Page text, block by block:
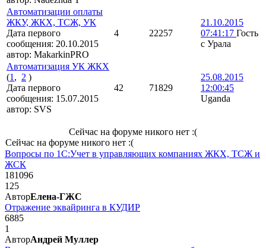
Автоматизации оплаты
ЖКУ, ЖКХ, ТСЖ, УК
Дата первого
сообщения: 20.10.2015
автор: MakarkinPRO
4 22257
21.10.2015
07:41:17 Гость
с Урала
Автоматизация УК ЖКХ
(1 , 2 )
Дата первого
сообщения: 15.07.2015
автор: SVS
42 71829
25.08.2015
12:00:45
Uganda
Сейчас на форуме никого нет :(
Сейчас на форуме никого нет :(
Вопросы по 1С:Учет в управляющих компаниях ЖКХ, ТСЖ и
ЖСК
181096
125
АвторЕлена-ГЖС
Отражение эквайринга в КУДИР
6885
1
АвторАндрей Муллер